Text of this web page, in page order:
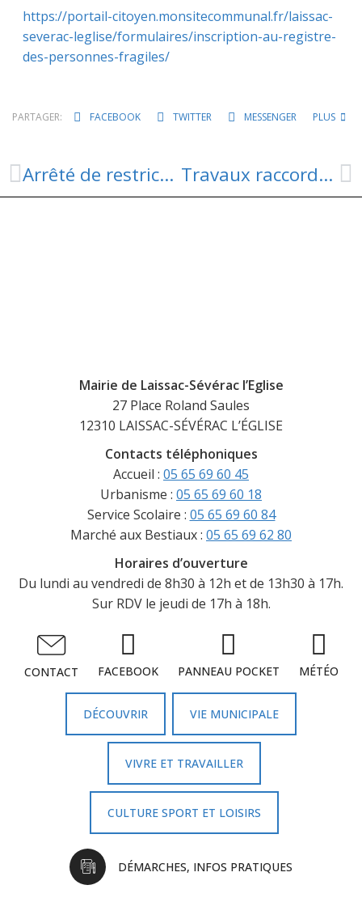
https://portail-citoyen.monsitecommunal.fr/laissac-
severac-leglise/formulaires/inscription-au-registre-
des-personnes-fragiles/
PARTAGER: FACEBOOK TWITTER MESSENGER PLUS
Arrêté de restriction de circulation dans la forêt des Palanges Travaux raccordement – Secteur foirail/résidence
Mairie de Laissac-Sévérac l’Eglise
27 Place Roland Saules
12310 LAISSAC-SÉVÉRAC L’ÉGLISE
Contacts téléphoniques
Accueil : 05 65 69 60 45
Urbanisme : 05 65 69 60 18
Service Scolaire : 05 65 69 60 84
Marché aux Bestiaux : 05 65 69 62 80
Horaires d’ouverture
Du lundi au vendredi de 8h30 à 12h et de 13h30 à 17h.
Sur RDV le jeudi de 17h à 18h.
CONTACT FACEBOOK PANNEAU POCKET MÉTÉO
DÉCOUVRIR VIE MUNICIPALE
VIVRE ET TRAVAILLER
CULTURE SPORT ET LOISIRS
DÉMARCHES, INFOS PRATIQUES